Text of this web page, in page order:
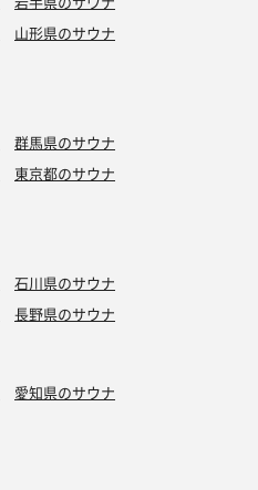
山形県のサウナ
群馬県のサウナ
東京都のサウナ
石川県のサウナ
長野県のサウナ
愛知県のサウナ